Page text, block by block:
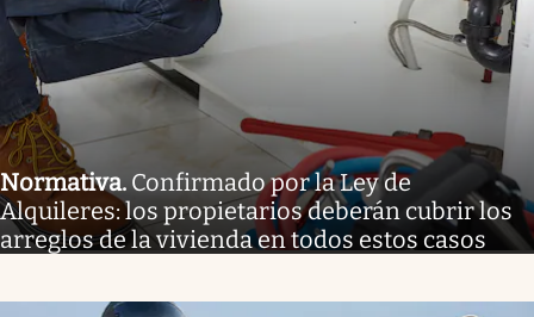
Normativa. Confirmado por la Ley de
Alquileres: los propietarios deberán cubrir los
arreglos de la vivienda en todos estos casos